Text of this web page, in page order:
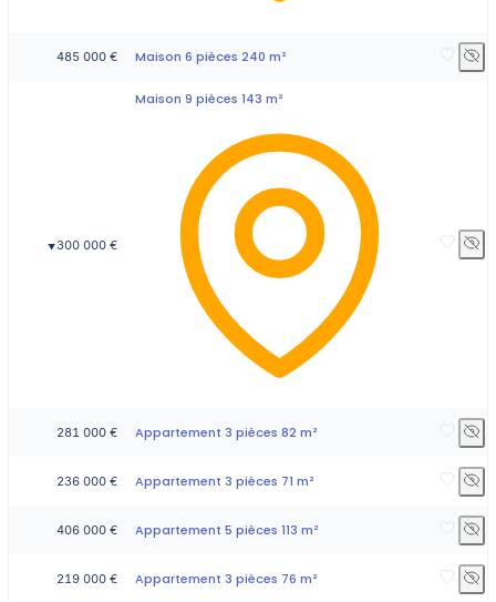
485 000 € Maison 6 pièces 240 m²
▼300 000 €
Maison 9 pièces 143 m²
281 000 € Appartement 3 pièces 82 m²
236 000 € Appartement 3 pièces 71 m²
406 000 € Appartement 5 pièces 113 m²
219 000 € Appartement 3 pièces 76 m²